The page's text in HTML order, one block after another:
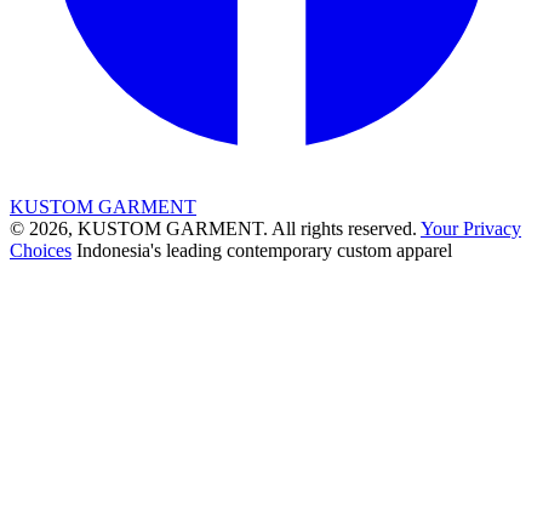
KUSTOM GARMENT
© 2026, KUSTOM GARMENT. All rights reserved. Your Privacy
Choices Indonesia's leading contemporary custom apparel